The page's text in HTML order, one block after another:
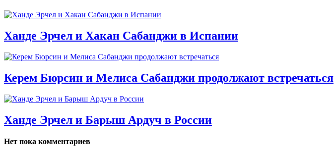
Ханде Эрчел и Хакан Сабанджи в Испании
Керем Бюрсин и Мелиса Сабанджи продолжают встречаться
Ханде Эрчел и Барыш Ардуч в России
Нет пока комментариев